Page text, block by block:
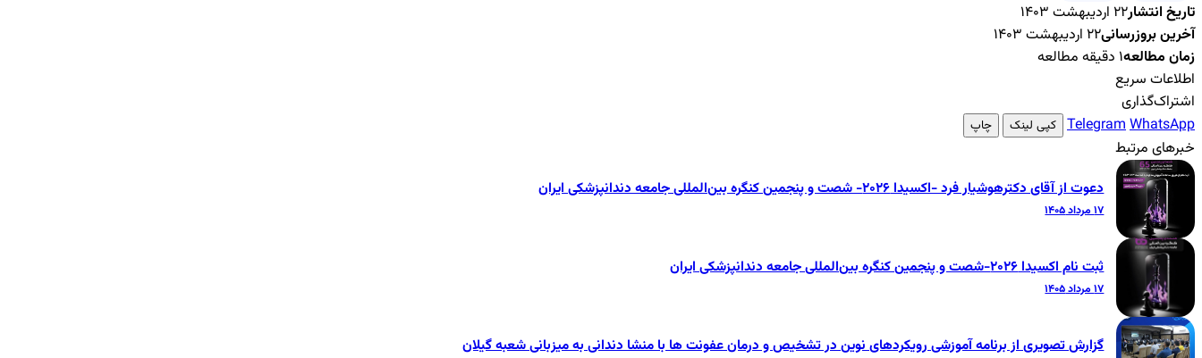
تاریخ انتشار۲۲ اردیبهشت ۱۴۰۳
آخرین بروزرسانی۲۲ اردیبهشت ۱۴۰۳
زمان مطالعه۱ دقیقه مطالعه
اطلاعات سریع
اشتراک‌گذاری
TelegramWhatsApp کپی لینک چاپ
خبرهای مرتبط
دعوت از آقای دکترهوشیار فرد -اکسیدا ۲۰۲۶- شصت و پنجمین کنگره بین‌المللی جامعه دندانپزشکی ایران
۱۷ مرداد ۱۴۰۵
ثبت نام اکسیدا ۲۰۲۶-شصت و پنجمین کنگره بین‌المللی جامعه دندانپزشکی ایران
۱۷ مرداد ۱۴۰۵
گزارش تصویری از برنامه آموزشی رویکردهای نوین در تشخیص و درمان عفونت ها با منشا دندانی به میزبانی شعبه گیلان